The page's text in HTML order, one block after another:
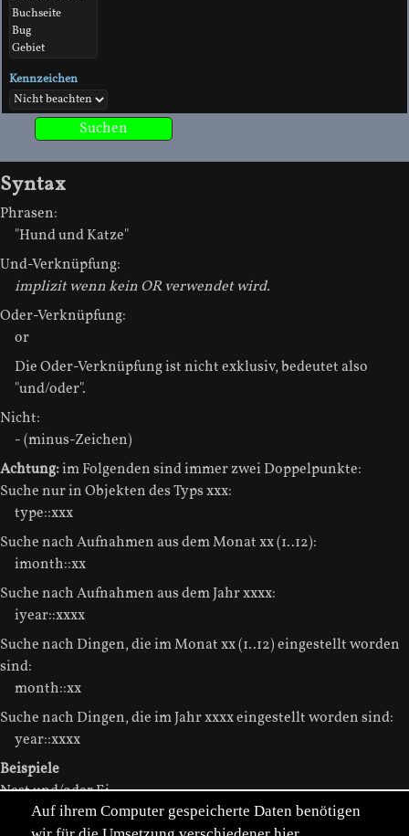
Kennzeichen
Syntax
Phrasen:
"Hund und Katze"
Und-Verknüpfung:
implizit wenn kein OR verwendet wird.
Oder-Verknüpfung:
or
Die Oder-Verknüpfung ist nicht exklusiv, bedeutet also
"und/oder".
Nicht:
- (minus-Zeichen)
Achtung:im Folgenden sind immer zwei Doppelpunkte:
Suche nur in Objekten des Typs xxx:
type::xxx
Suche nach Aufnahmen aus dem Monat xx (1..12):
imonth::xx
Suche nach Aufnahmen aus dem Jahr xxxx:
iyear::xxxx
Suche nach Dingen, die im Monat xx (1..12) eingestellt worden
sind:
month::xx
Suche nach Dingen, die im Jahr xxxx eingestellt worden sind:
year::xxxx
Beispiele
Nest und/oder Ei
Nest or Ei
Auf ihrem Computer gespeicherte Daten benötigen